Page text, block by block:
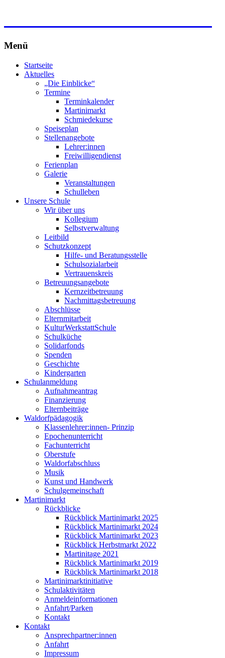
Menü
Zum
Inhalt
Startseite
Aktuelles
„Die Einblicke“
Termine
Terminkalender
Martinimarkt
Schmiedekurse
Speiseplan
Stellenangebote
Lehrer:innen
Freiwilligendienst
Ferienplan
Galerie
Veranstaltungen
Schulleben
Unsere Schule
Wir über uns
Kollegium
Selbstverwaltung
Leitbild
Schutzkonzept
Hilfe- und Beratungsstelle
Schulsozialarbeit
Vertrauenskreis
Betreuungsangebote
Kernzeitbetreuung
Nachmittagsbetreuung
Abschlüsse
Elternmitarbeit
KulturWerkstattSchule
Schulküche
Solidarfonds
Spenden
Geschichte
Kindergarten
Schulanmeldung
Aufnahmeantrag
Finanzierung
Elternbeiträge
Waldorfpädagogik
Klassenlehrer:innen- Prinzip
Epochenunterricht
Fachunterricht
Oberstufe
Waldorfabschluss
Musik
Kunst und Handwerk
Schulgemeinschaft
Martinimarkt
Rückblicke
Rückblick Martinimarkt 2025
Rückblick Martinimarkt 2024
Rückblick Martinimarkt 2023
Rückblick Herbstmarkt 2022
Martinitage 2021
Rückblick Martinimarkt 2019
Rückblick Martinimarkt 2018
Martinimarktinitiative
Schulaktivitäten
Anmeldeinformationen
Anfahrt/Parken
Kontakt
Kontakt
Ansprechpartner:innen
Anfahrt
Impressum